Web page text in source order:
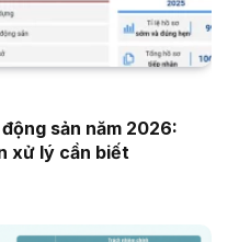
sản năm 2026:
xử lý cần biết